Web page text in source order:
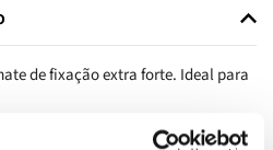
de fixação extra forte. Ideal para